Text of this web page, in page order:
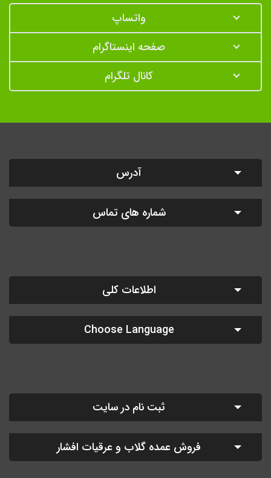
واتساپ
صفحه اینستاگرام
کانال تلگرام
آدرس
شماره های تماس
اطلاعات کلی
Choose Language
ثبت نام در سایت
فروش عمده گلاب و عرقیات افشار